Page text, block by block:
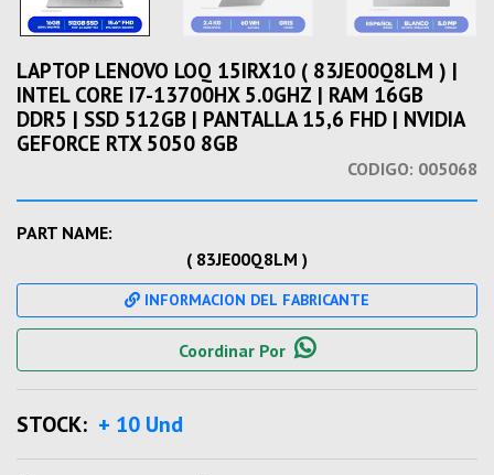
LAPTOP LENOVO LOQ 15IRX10 ( 83JE00Q8LM ) |
INTEL CORE I7-13700HX 5.0GHZ | RAM 16GB
DDR5 | SSD 512GB | PANTALLA 15,6 FHD | NVIDIA
GEFORCE RTX 5050 8GB
CODIGO: 005068
PART NAME:
( 83JE00Q8LM )
INFORMACION DEL FABRICANTE
Coordinar Por
STOCK: + 10 Und